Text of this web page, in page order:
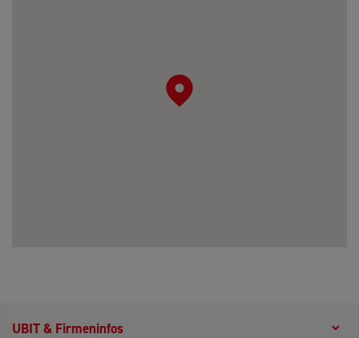
UBIT & Firmeninfos